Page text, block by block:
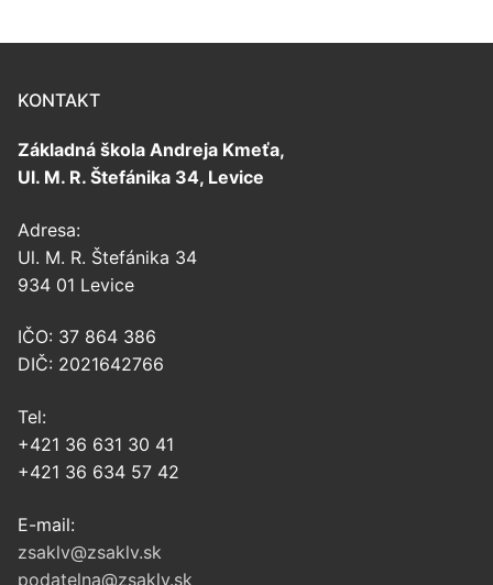
KONTAKT
Základná škola Andreja Kmeťa,
Ul. M. R. Štefánika 34, Levice
Adresa:
Ul. M. R. Štefánika 34
934 01 Levice
IČO: 37 864 386
DIČ: 2021642766
Tel:
+421 36 631 30 41
+421 36 634 57 42
E-mail:
zsaklv@zsaklv.sk
podatelna@zsaklv.sk